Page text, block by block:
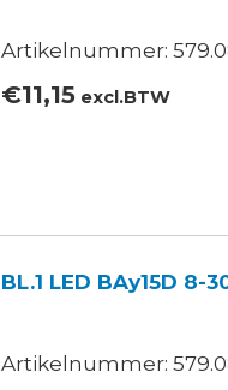
Artikelnummer:
€11,15excl.BTW
BL.1 LED BAy15D 8-
Artikelnummer: